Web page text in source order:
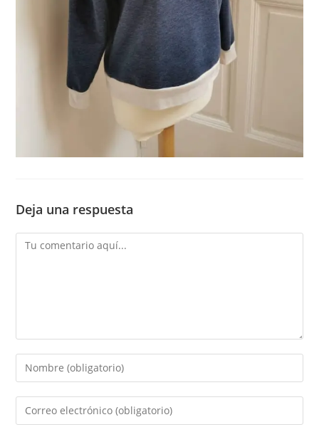
Deja una respuesta
Comentario
Introduce
tu
nombre
Introduce
tu